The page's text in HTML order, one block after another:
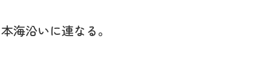
海沿いに連なる。